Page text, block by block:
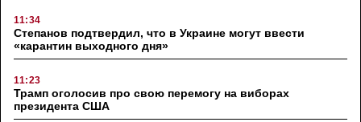
11:34
Степанов подтвердил, что в Украине могут ввести
«карантин выходного дня»
11:23
Трамп оголосив про свою перемогу на виборах
президента США